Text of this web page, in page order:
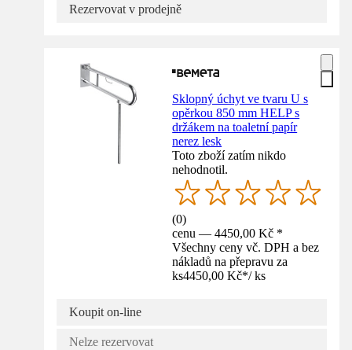
Rezervovat v prodejně
Sklopný úchyt ve tvaru U s
opěrkou 850 mm HELP s
držákem na toaletní papír
nerez lesk
Toto zboží zatím nikdo
nehodnotil.
(0)
cenu — 4450,00 Kč *
Všechny ceny vč. DPH a bez
nákladů na přepravu za
ks4450,00 Kč*/ ks
Koupit on-line
Nelze rezervovat